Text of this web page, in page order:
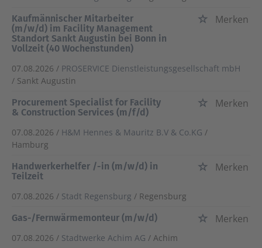
Kaufmännischer Mitarbeiter
(m/w/d) im Facility Management
Standort Sankt Augustin bei Bonn in
Vollzeit (40 Wochenstunden)
Merken
07.08.2026 / PROSERVICE Dienstleistungsgesellschaft mbH
/ Sankt Augustin
Procurement Specialist for Facility
& Construction Services (m/f/d)
Merken
07.08.2026 / H&M Hennes & Mauritz B.V & Co.KG /
Hamburg
Handwerkerhelfer /-in (m/w/d) in
Teilzeit
Merken
07.08.2026 / Stadt Regensburg / Regensburg
Gas-/Fernwärmemonteur (m/w/d)
Merken
07.08.2026 / Stadtwerke Achim AG / Achim